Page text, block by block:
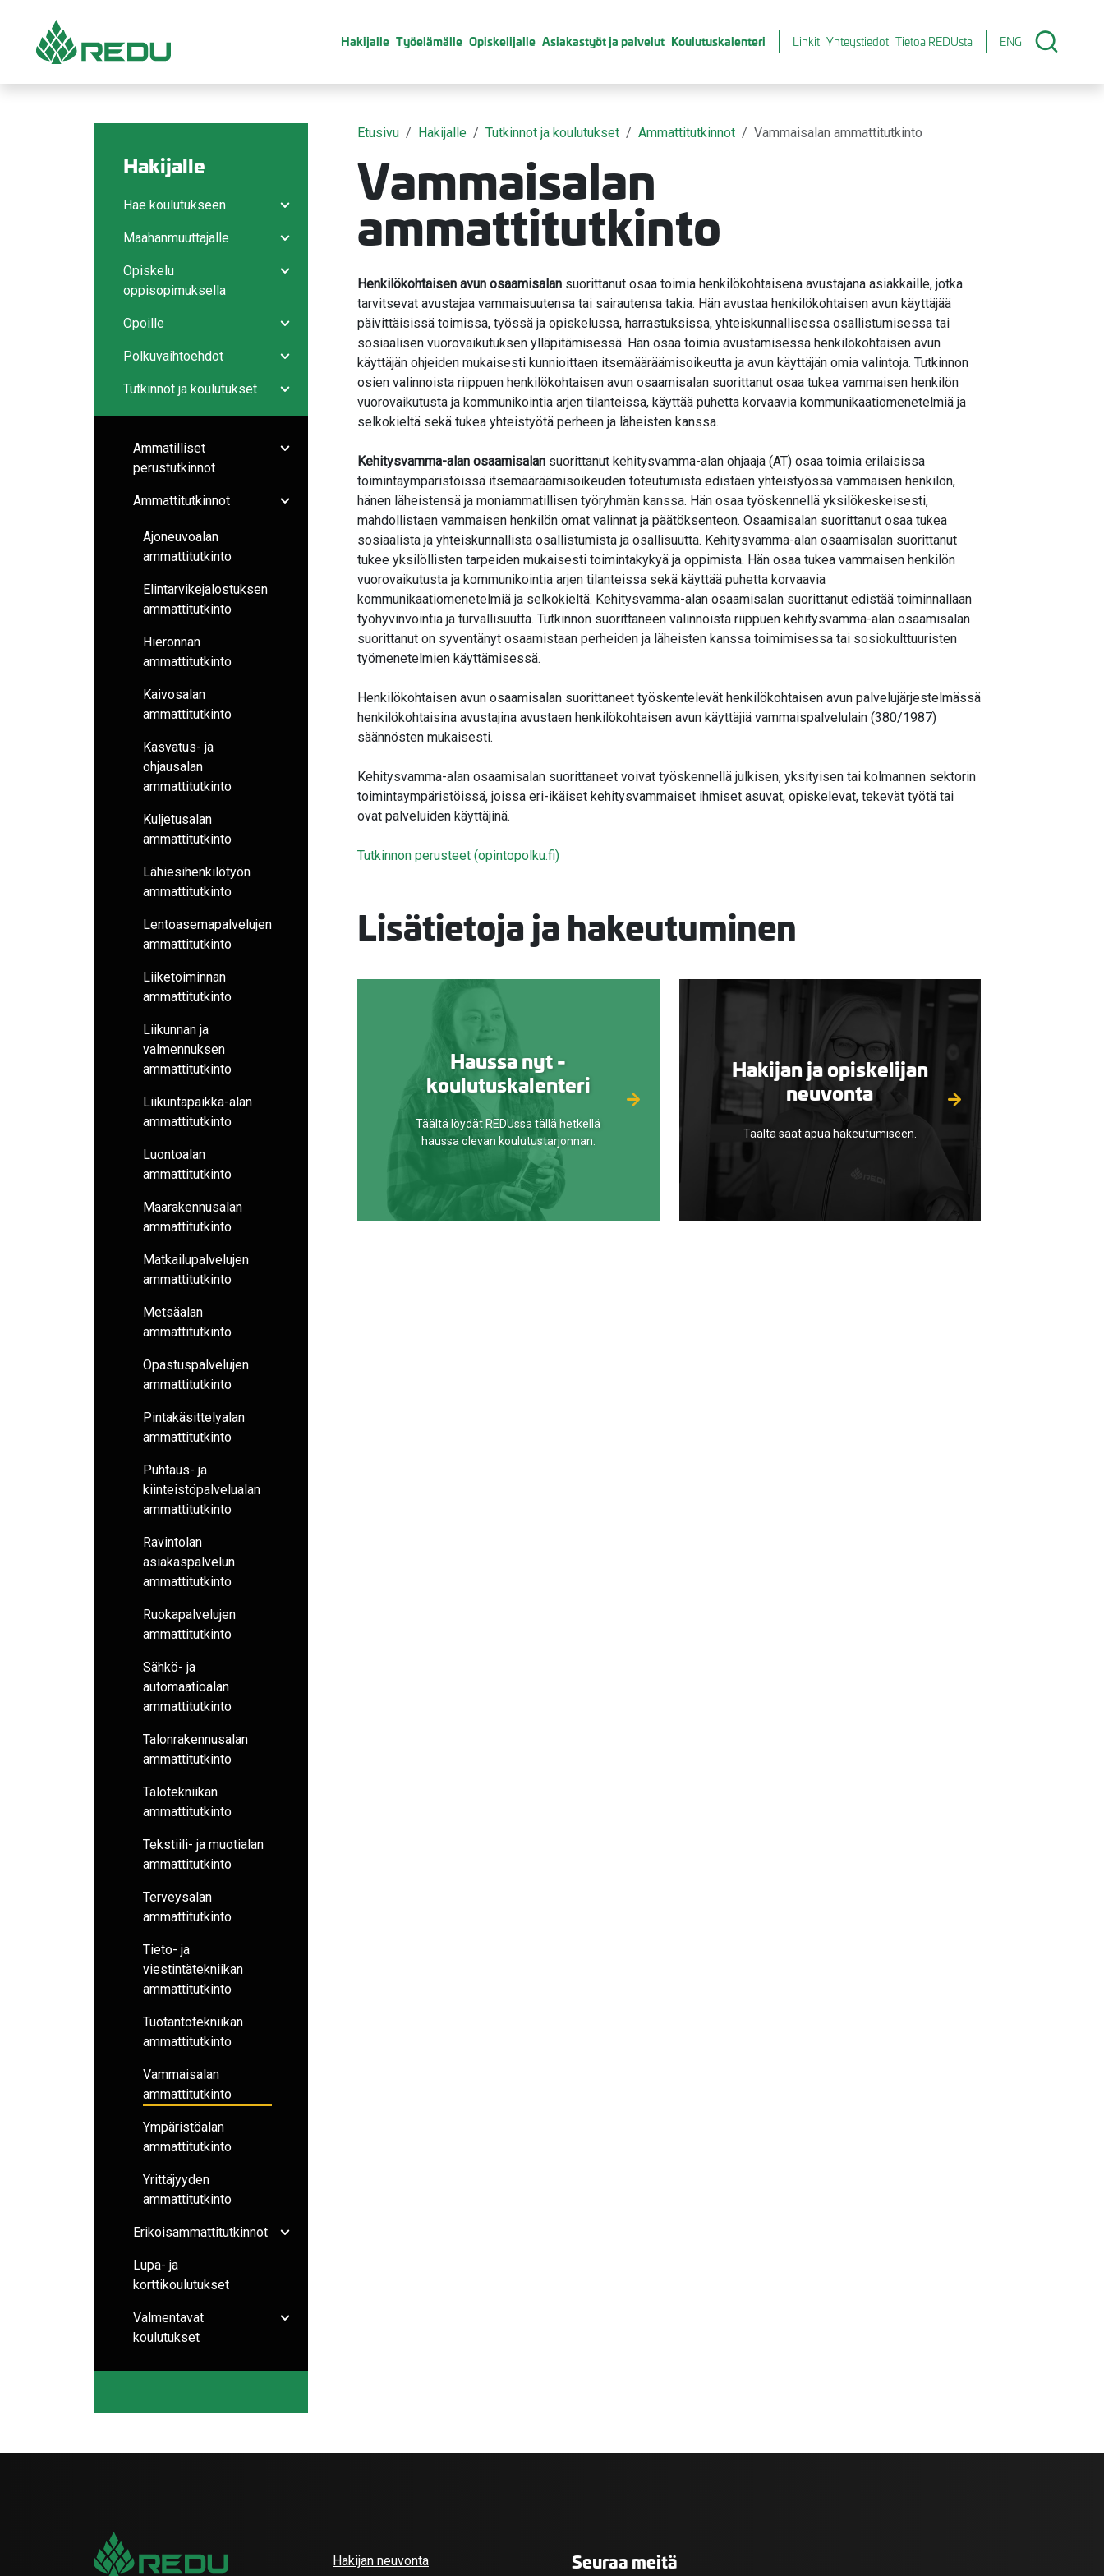
Hakijalle Työelämälle Opiskelijalle Asiakastyöt ja palvelut Koulutuskalenteri Linkit Yhteystiedot Tietoa REDUsta ENG
Hakijalle
Avaa/sulje alavalikko
Hae koulutukseen
Avaa/sulje alavalikko
Maahanmuuttajalle
Avaa/sulje alavalikko
Opiskelu
oppisopimuksella
Avaa/sulje alavalikko
Opoille
Avaa/sulje alavalikko
Polkuvaihtoehdot
Avaa/sulje alavalikko
Tutkinnot ja koulutukset
Avaa/sulje alavalikko
Ammatilliset
perustutkinnot
Avaa/sulje alavalikko
Ammattitutkinnot
Ajoneuvoalan
ammattitutkinto
Elintarvikejalostuksen
ammattitutkinto
Hieronnan
ammattitutkinto
Kaivosalan
ammattitutkinto
Kasvatus- ja
ohjausalan
ammattitutkinto
Kuljetusalan
ammattitutkinto
Lähiesihenkilötyön
ammattitutkinto
Lentoasemapalvelujen
ammattitutkinto
Liiketoiminnan
ammattitutkinto
Liikunnan ja
valmennuksen
ammattitutkinto
Liikuntapaikka-alan
ammattitutkinto
Luontoalan
ammattitutkinto
Maarakennusalan
ammattitutkinto
Matkailupalvelujen
ammattitutkinto
Metsäalan
ammattitutkinto
Opastuspalvelujen
ammattitutkinto
Pintakäsittelyalan
ammattitutkinto
Puhtaus- ja
kiinteistöpalvelualan
ammattitutkinto
Ravintolan
asiakaspalvelun
ammattitutkinto
Ruokapalvelujen
ammattitutkinto
Sähkö- ja
automaatioalan
ammattitutkinto
Talonrakennusalan
ammattitutkinto
Talotekniikan
ammattitutkinto
Tekstiili- ja muotialan
ammattitutkinto
Terveysalan
ammattitutkinto
Tieto- ja
viestintätekniikan
ammattitutkinto
Tuotantotekniikan
ammattitutkinto
Vammaisalan
ammattitutkinto
Ympäristöalan
ammattitutkinto
Yrittäjyyden
ammattitutkinto
Erikoisammattitutkinnot
Lupa- ja
korttikoulutukset
Valmentavat
koulutukset
Etusivu Hakijalle Tutkinnot ja koulutukset Ammattitutkinnot Vammaisalan ammattitutkinto
Vammaisalan
ammattitutkinto
Henkilökohtaisen avun osaamisalan suorittanut osaa toimia henkilökohtaisena avustajana asiakkaille, jotka
tarvitsevat avustajaa vammaisuutensa tai sairautensa takia. Hän avustaa henkilökohtaisen avun käyttäjää
päivittäisissä toimissa, työssä ja opiskelussa, harrastuksissa, yhteiskunnallisessa osallistumisessa tai
sosiaalisen vuorovaikutuksen ylläpitämisessä. Hän osaa toimia avustamisessa henkilökohtaisen avun
käyttäjän ohjeiden mukaisesti kunnioittaen itsemääräämisoikeutta ja avun käyttäjän omia valintoja. Tutkinnon
osien valinnoista riippuen henkilökohtaisen avun osaamisalan suorittanut osaa tukea vammaisen henkilön
vuorovaikutusta ja kommunikointia arjen tilanteissa, käyttää puhetta korvaavia kommunikaatiomenetelmiä ja
selkokieltä sekä tukea yhteistyötä perheen ja läheisten kanssa.
Kehitysvamma-alan osaamisalan suorittanut kehitysvamma-alan ohjaaja (AT) osaa toimia erilaisissa
toimintaympäristöissä itsemääräämisoikeuden toteutumista edistäen yhteistyössä vammaisen henkilön,
hänen läheistensä ja moniammatillisen työryhmän kanssa. Hän osaa työskennellä yksilökeskeisesti,
mahdollistaen vammaisen henkilön omat valinnat ja päätöksenteon. Osaamisalan suorittanut osaa tukea
sosiaalista ja yhteiskunnallista osallistumista ja osallisuutta. Kehitysvamma-alan osaamisalan suorittanut
tukee yksilöllisten tarpeiden mukaisesti toimintakykyä ja oppimista. Hän osaa tukea vammaisen henkilön
vuorovaikutusta ja kommunikointia arjen tilanteissa sekä käyttää puhetta korvaavia
kommunikaatiomenetelmiä ja selkokieltä. Kehitysvamma-alan osaamisalan suorittanut edistää toiminnallaan
työhyvinvointia ja turvallisuutta. Tutkinnon suorittaneen valinnoista riippuen kehitysvamma-alan osaamisalan
suorittanut on syventänyt osaamistaan perheiden ja läheisten kanssa toimimisessa tai sosiokulttuuristen
työmenetelmien käyttämisessä.
Henkilökohtaisen avun osaamisalan suorittaneet työskentelevät henkilökohtaisen avun palvelujärjestelmässä
henkilökohtaisina avustajina avustaen henkilökohtaisen avun käyttäjiä vammaispalvelulain (380/1987)
säännösten mukaisesti.
Kehitysvamma-alan osaamisalan suorittaneet voivat työskennellä julkisen, yksityisen tai kolmannen sektorin
toimintaympäristöissä, joissa eri-ikäiset kehitysvammaiset ihmiset asuvat, opiskelevat, tekevät työtä tai
ovat palveluiden käyttäjinä.
Tutkinnon perusteet (opintopolku.fi)
Lisätietoja ja hakeutuminen
Haussa nyt -
koulutuskalenteri
Täältä löydät REDUssa tällä hetkellä
haussa olevan koulutustarjonnan.
Hakijan ja opiskelijan
neuvonta
Täältä saat apua hakeutumiseen.
Hakijan neuvonta Seuraa meitä